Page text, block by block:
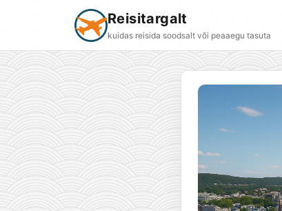
Reisitargalt
kuidas reisida soodsalt või peaaegu tasuta